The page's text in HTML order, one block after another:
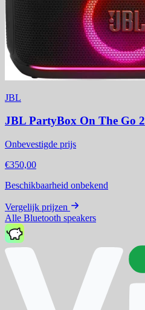
JBL
JBL PartyBox On The Go 2
Onbevestigde prijs
€350,00
Beschikbaarheid onbekend
Vergelijk prijzen
Alle Bluetooth speakers